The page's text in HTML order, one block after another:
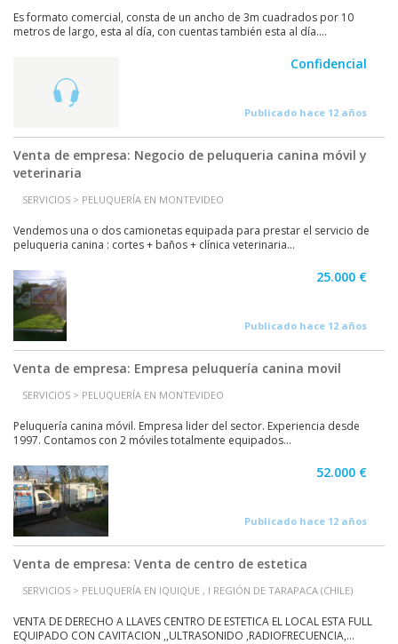
Es formato comercial, consta de un ancho de 3m cuadrados por 10
metros de largo, esta al día, con cuentas también esta al día....
Confidencial
Publicado hace 12 años
Venta de empresa: Negocio de peluqueria canina móvil y
veterinaria
SERVICIOS > PELUQUERÍA EN MONTEVIDEO
Vendemos una o dos camionetas equipada para prestar el servicio de
peluqueria canina : cortes + baños + clínica veterinaria...
25.000 €
Publicado hace 12 años
Venta de empresa: Empresa peluquería canina movil
SERVICIOS > PELUQUERÍA EN MONTEVIDEO
Peluquería canina móvil. Empresa lider del sector. Experiencia desde
1997. Contamos con 2 móviles totalmente equipados...
52.000 €
Publicado hace 12 años
Venta de empresa: Venta de centro de estetica
SERVICIOS > PELUQUERÍA EN IQUIQUE , I REGIÓN DE TARAPACA (CHILE)
VENTA DE DERECHO A LLAVES CENTRO DE ESTETICA EL LOCAL ESTA FULL
EQUIPADO CON CAVITACION ,,ULTRASONIDO ,RADIOFRECUENCIA,...